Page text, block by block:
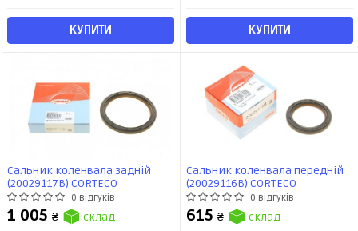
КУПИТИ КУПИТИ
Сальник коленвала задній
(20029117B) CORTECO
0 відгуків
1 005 ₴ склад
Сальник коленвала передній
(20029116B) CORTECO
0 відгуків
615 ₴ склад